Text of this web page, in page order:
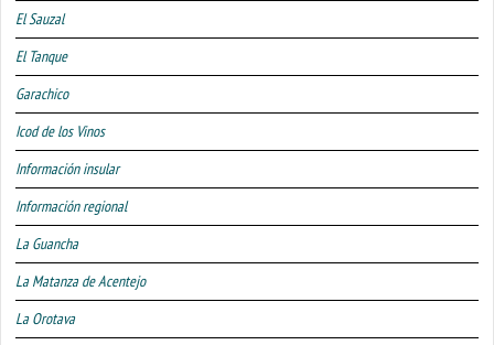
El Sauzal
El Tanque
Garachico
Icod de los Vinos
Información insular
Información regional
La Guancha
La Matanza de Acentejo
La Orotava